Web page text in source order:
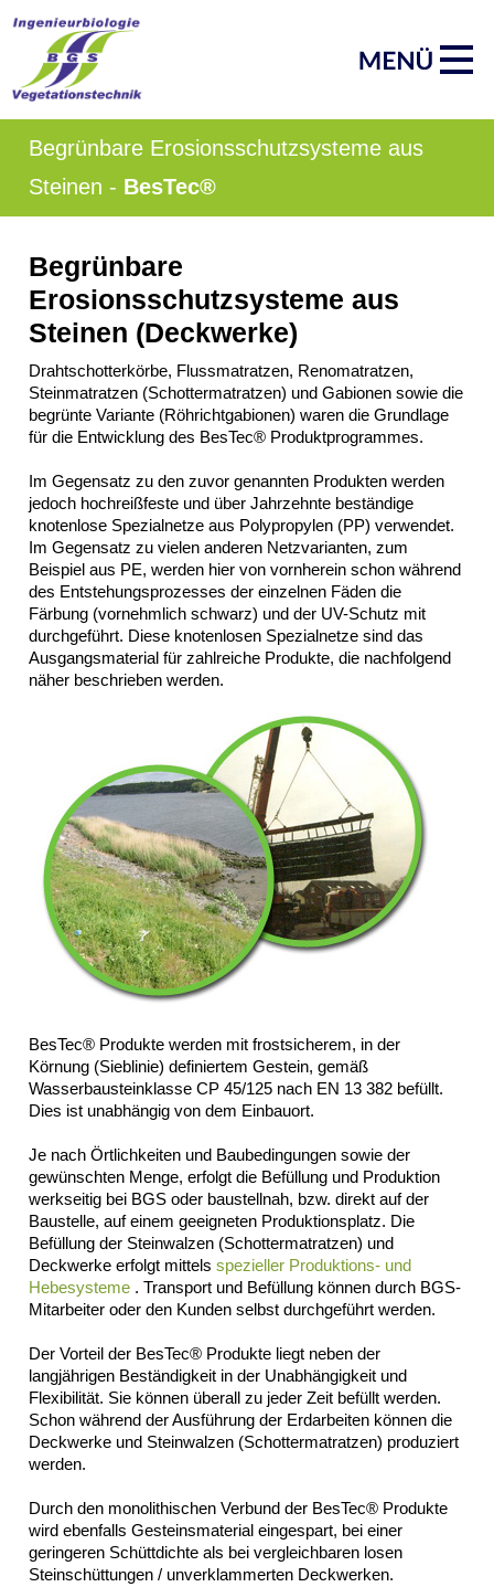
überspringen
Produktgruppen
AquaGreen®
Röhrichtinsel
Schwimmberme
Schwimmende
Tauchwand
Suche
MENÜ
SCHLIESSEN
ArmaFlor®
Röhrichtballen
Röhrichtmatten
Faschinen
Röhrichtwalze
Impressum
Datenschutz
Suche
MENÜ
SCHLIESSEN
BesFix©
BesLift©
BesTec®
Geröllsteinmatte
Vegetatives
Deckwerk
Impressum
Datenschutz
Suche
MENÜ
SCHLIESSEN
BesTex®
Erosionsschutzmatte
Saatmatte
Erosionsschutzvliese
Maulwurf-
und
Wühlmausschutzgitter
Impressum
Datenschutz
Suche
MENÜ
SCHLIESSEN
BGS-
Bodendeckermatte
Substratmatte
Impressum
Datenschutz
Suche
MENÜ
Composit®
Flinke
Hecke®
Begrünbare Erosionsschutzsysteme aus
Steinen - BesTec®
Begrünbare
Erosionsschutzsysteme aus
Steinen (Deckwerke)
Drahtschotterkörbe, Flussmatratzen, Renomatratzen,
Steinmatratzen (Schottermatratzen) und Gabionen sowie die
begrünte Variante (Röhrichtgabionen) waren die Grundlage
für die Entwicklung des BesTec® Produktprogrammes.
Im Gegensatz zu den zuvor genannten Produkten werden
jedoch hochreißfeste und über Jahrzehnte beständige
knotenlose Spezialnetze aus Polypropylen (PP) verwendet.
Im Gegensatz zu vielen anderen Netzvarianten, zum
Beispiel aus PE, werden hier von vornherein schon während
des Entstehungsprozesses der einzelnen Fäden die
Färbung (vornehmlich schwarz) und der UV-Schutz mit
durchgeführt. Diese knotenlosen Spezialnetze sind das
Ausgangsmaterial für zahlreiche Produkte, die nachfolgend
näher beschrieben werden.
BesTec® Produkte werden mit frostsicherem, in der
Körnung (Sieblinie) definiertem Gestein, gemäß
Wasserbausteinklasse CP 45/125 nach EN 13 382 befüllt.
Dies ist unabhängig von dem Einbauort.
Je nach Örtlichkeiten und Baubedingungen sowie der
gewünschten Menge, erfolgt die Befüllung und Produktion
werkseitig bei BGS oder baustellnah, bzw. direkt auf der
Baustelle, auf einem geeigneten Produktionsplatz. Die
Befüllung der Steinwalzen (Schottermatratzen) und
Deckwerke erfolgt mittelsspezieller Produktions- und
Hebesysteme . Transport und Befüllung können durch BGS-
Mitarbeiter oder den Kunden selbst durchgeführt werden.
Der Vorteil der BesTec® Produkte liegt neben der
langjährigen Beständigkeit in der Unabhängigkeit und
Flexibilität. Sie können überall zu jeder Zeit befüllt werden.
Schon während der Ausführung der Erdarbeiten können die
Deckwerke und Steinwalzen (Schottermatratzen) produziert
werden.
Durch den monolithischen Verbund der BesTec® Produkte
wird ebenfalls Gesteinsmaterial eingespart, bei einer
geringeren Schüttdichte als bei vergleichbaren losen
Steinschüttungen / unverklammerten Deckwerken.